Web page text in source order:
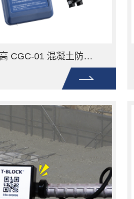
SANKO山高 CGC-01 混凝土防护检查器